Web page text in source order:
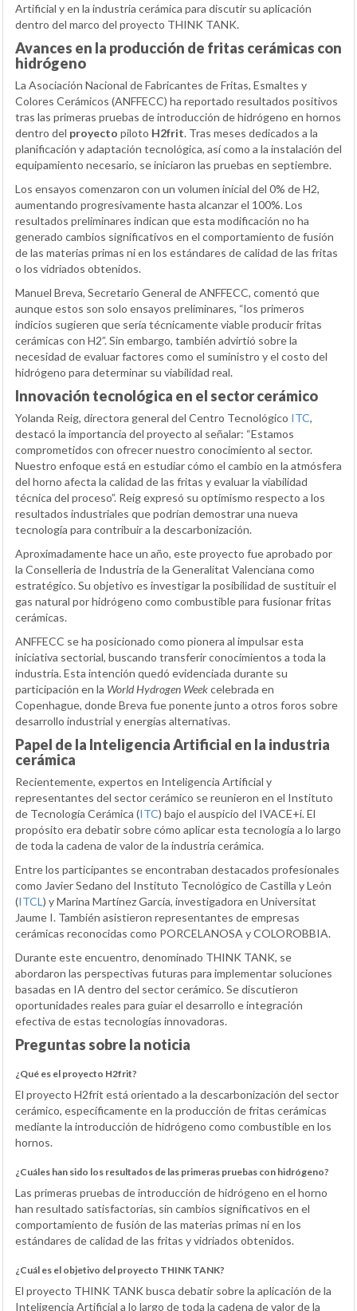
Artificial y en la industria cerámica para discutir su aplicación
dentro del marco del proyecto THINK TANK.
Avances en la producción de fritas cerámicas con
hidrógeno
La Asociación Nacional de Fabricantes de Fritas, Esmaltes y
Colores Cerámicos (ANFFECC) ha reportado resultados positivos
tras las primeras pruebas de introducción de hidrógeno en hornos
dentro del proyecto piloto H2frit. Tras meses dedicados a la
planificación y adaptación tecnológica, así como a la instalación del
equipamiento necesario, se iniciaron las pruebas en septiembre.
Los ensayos comenzaron con un volumen inicial del 0% de H2,
aumentando progresivamente hasta alcanzar el 100%. Los
resultados preliminares indican que esta modificación no ha
generado cambios significativos en el comportamiento de fusión
de las materias primas ni en los estándares de calidad de las fritas
o los vidriados obtenidos.
Manuel Breva, Secretario General de ANFFECC, comentó que
aunque estos son solo ensayos preliminares, “los primeros
indicios sugieren que sería técnicamente viable producir fritas
cerámicas con H2”. Sin embargo, también advirtió sobre la
necesidad de evaluar factores como el suministro y el costo del
hidrógeno para determinar su viabilidad real.
Innovación tecnológica en el sector cerámico
Yolanda Reig, directora general del Centro Tecnológico ITC,
destacó la importancia del proyecto al señalar: “Estamos
comprometidos con ofrecer nuestro conocimiento al sector.
Nuestro enfoque está en estudiar cómo el cambio en la atmósfera
del horno afecta la calidad de las fritas y evaluar la viabilidad
técnica del proceso”. Reig expresó su optimismo respecto a los
resultados industriales que podrían demostrar una nueva
tecnología para contribuir a la descarbonización.
Aproximadamente hace un año, este proyecto fue aprobado por
la Conselleria de Industria de la Generalitat Valenciana como
estratégico. Su objetivo es investigar la posibilidad de sustituir el
gas natural por hidrógeno como combustible para fusionar fritas
cerámicas.
ANFFECC se ha posicionado como pionera al impulsar esta
iniciativa sectorial, buscando transferir conocimientos a toda la
industria. Esta intención quedó evidenciada durante su
participación en la World Hydrogen Weekcelebrada en
Copenhague, donde Breva fue ponente junto a otros foros sobre
desarrollo industrial y energías alternativas.
Papel de la Inteligencia Artificial en la industria
cerámica
Recientemente, expertos en Inteligencia Artificial y
representantes del sector cerámico se reunieron en el Instituto
de Tecnología Cerámica (ITC) bajo el auspicio del IVACE+i. El
propósito era debatir sobre cómo aplicar esta tecnología a lo largo
de toda la cadena de valor de la industria cerámica.
Entre los participantes se encontraban destacados profesionales
como Javier Sedano del Instituto Tecnológico de Castilla y León
(ITCL ) y Marina Martínez García, investigadora en Universitat
Jaume I. También asistieron representantes de empresas
cerámicas reconocidas como PORCELANOSA y COLOROBBIA.
Durante este encuentro, denominado THINK TANK, se
abordaron las perspectivas futuras para implementar soluciones
basadas en IA dentro del sector cerámico. Se discutieron
oportunidades reales para guiar el desarrollo e integración
efectiva de estas tecnologías innovadoras.
Preguntas sobre la noticia
¿Qué es el proyecto H2frit?
El proyecto H2frit está orientado a la descarbonización del sector
cerámico, específicamente en la producción de fritas cerámicas
mediante la introducción de hidrógeno como combustible en los
hornos.
¿Cuáles han sido los resultados de las primeras pruebas con hidrógeno?
Las primeras pruebas de introducción de hidrógeno en el horno
han resultado satisfactorias, sin cambios significativos en el
comportamiento de fusión de las materias primas ni en los
estándares de calidad de las fritas y vidriados obtenidos.
¿Cuál es el objetivo del proyecto THINK TANK?
El proyecto THINK TANK busca debatir sobre la aplicación de la
Inteligencia Artificial a lo largo de toda la cadena de valor de la